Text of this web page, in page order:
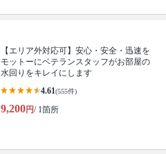
【エリア外対応可】安心・安全・迅速を
モットーにベテランスタッフがお部屋の
水回りをキレイにします
4.61(555件)
9,200円/ 1箇所